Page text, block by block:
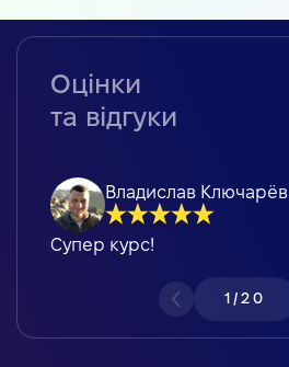
Оцінки
та відгуки
Владислав Ключарёв
Супер курс!
1 / 20